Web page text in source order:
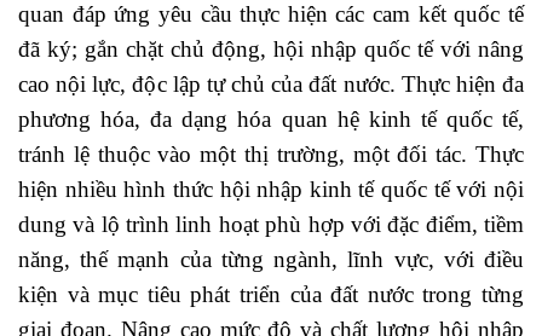
quan đáp ứng yêu cầu thực hiện các cam kết quốc tế
đã ký; gắn chặt chủ động, hội nhập quốc tế với nâng
cao nội lực, độc lập tự chủ của đất nước. Thực hiện đa
phương hóa, đa dạng hóa quan hệ kinh tế quốc tế,
tránh lệ thuộc vào một thị trường, một đối tác. Thực
hiện nhiều hình thức hội nhập kinh tế quốc tế với nội
dung và lộ trình linh hoạt phù hợp với đặc điểm, tiềm
năng, thế mạnh của từng ngành, lĩnh vực, với điều
kiện và mục tiêu phát triển của đất nước trong từng
giai đoạn. Nâng cao mức độ và chất lượng hội nhập